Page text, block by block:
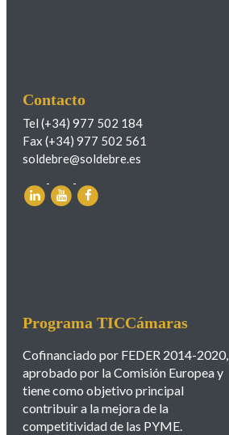
Contacto
Tel (+34) 977 502 184
Fax (+34) 977 502 561
soldebre@soldebre.es
Programa TICCámaras
Cofinanciado por FEDER 2014-2020,
aprobado por la Comisión Europea y
tiene como objetivo principal
contribuir a la mejora de la
competitividad de las PYME.